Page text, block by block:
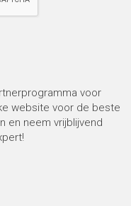
voor
website voor de beste
en neem vrijblijvend